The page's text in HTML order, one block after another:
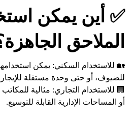
✅ أين يمكن
الملاحق
🏡 للاستخدام السكني: يمكن
للضيوف، أو حتى وحدة مستقلة
🏢 للاستخدام التجاري: مثالية
أو المساحات الإدارية القابلة للتوسيع.